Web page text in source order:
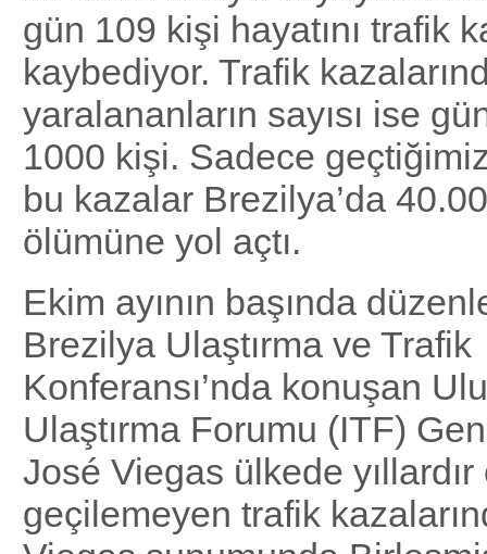
gün 109 kişi hayatını trafik
kaybediyor. Trafik
yaralananların sayısı ise
1000 kişi. Sadece
bu kazalar Brezilya’da
ölümüne yol açtı.
Ekim ayının başında
Brezilya Ulaştırma ve Trafik
Konferansı’nda konuşan
Ulaştırma Forumu (ITF)
José Viegas ülkede
geçilemeyen trafik